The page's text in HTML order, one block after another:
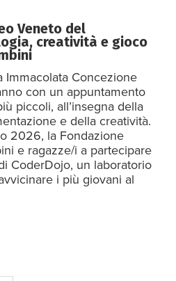
Veneto del
creatività e gioco
Immacolata Concezione
con un appuntamento
piccoli, all’insegna della
e della creatività.
2026, la Fondazione
e ragazze/i a partecipare
CoderDojo, un laboratorio
i più giovani al